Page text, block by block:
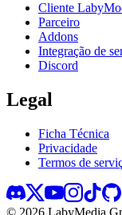
Cliente
Parceiro
Addons
Integração de
Discord
Legal
Ficha Técnica
Privacidade
Termos de
© 2026 LabyMedia